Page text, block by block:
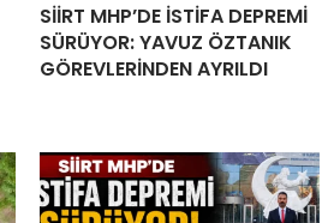
SİİRT MHP’DE İSTİFA DEPREMİ
SÜRÜYOR: YAVUZ ÖZTANIK
GÖREVLERİNDEN AYRILDI